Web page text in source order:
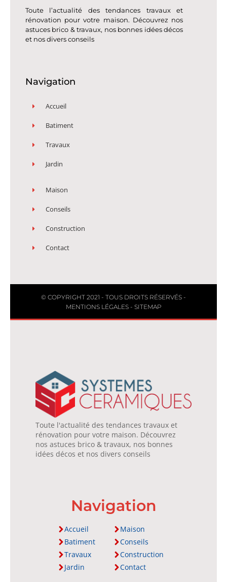
Toute l’actualité des tendances travaux et
rénovation pour votre maison. Découvrez nos
astuces brico & travaux, nos bonnes idées décos
et nos divers conseils
Navigation
Accueil
Batiment
Travaux
Jardin
Maison
Conseils
Construction
Contact
© COPYRIGHT 2021 - TOUS DROITS RÉSERVÉS -
MENTIONS LÉGALES- SITEMAP
Toute l'actualité des tendances travaux et
rénovation pour votre maison. Découvrez
nos astuces brico & travaux, nos bonnes
idées décos et nos divers conseils
Navigation
Accueil
Batiment
Travaux
Jardin
Maison
Conseils
Construction
Contact